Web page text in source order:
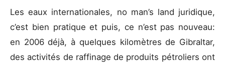
Les eaux internationales, no man’s land juridique,
c’est bien pratique et puis, ce n’est pas nouveau:
en 2006 déjà, à quelques kilomètres de Gibraltar,
des activités de raffinage de produits pétroliers ont